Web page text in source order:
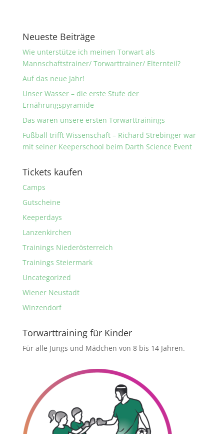
Neueste Beiträge
Wie unterstütze ich meinen Torwart als
Mannschaftstrainer/ Torwarttrainer/ Elternteil?
Auf das neue Jahr!
Unser Wasser – die erste Stufe der
Ernährungspyramide
Das waren unsere ersten Torwarttrainings
Fußball trifft Wissenschaft – Richard Strebinger war
mit seiner Keeperschool beim Darth Science Event
Tickets kaufen
Camps
Gutscheine
Keeperdays
Lanzenkirchen
Trainings Niederösterreich
Trainings Steiermark
Uncategorized
Wiener Neustadt
Winzendorf
Torwarttraining für Kinder
Für alle Jungs und Mädchen von 8 bis 14 Jahren.